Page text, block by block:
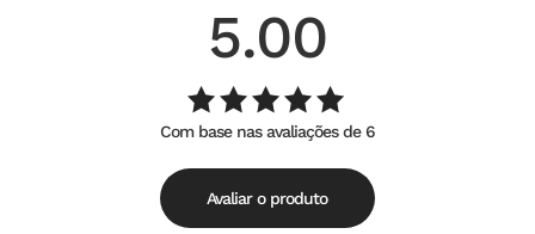
5.00
Avaliação
5.00de
5
Com base nas avaliações de 6
Avaliar o produto